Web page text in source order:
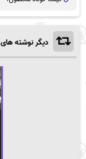
دیگر نوشته های